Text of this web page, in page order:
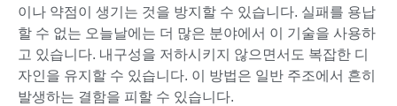
이나 약점이 생기는 것을 방지할 수 있습니다. 실패를 용납
할 수 없는 오늘날에는 더 많은 분야에서 이 기술을 사용하
고 있습니다. 내구성을 저하시키지 않으면서도 복잡한 디
자인을 유지할 수 있습니다. 이 방법은 일반 주조에서 흔히
발생하는 결함을 피할 수 있습니다.